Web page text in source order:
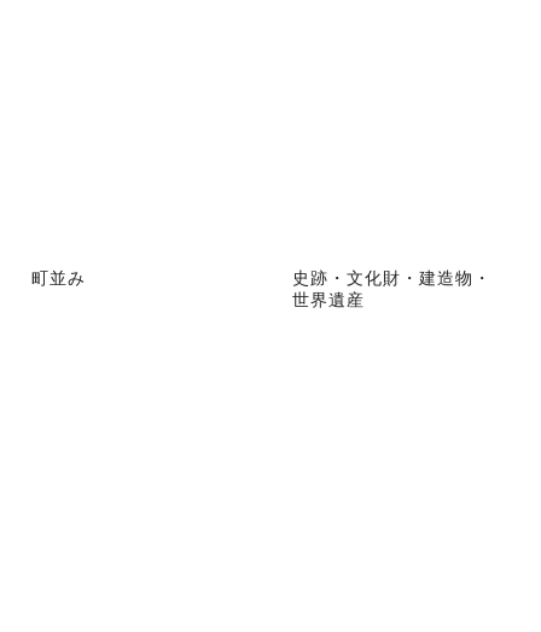
町並み
史跡・文化財・建造物・
世界遺産